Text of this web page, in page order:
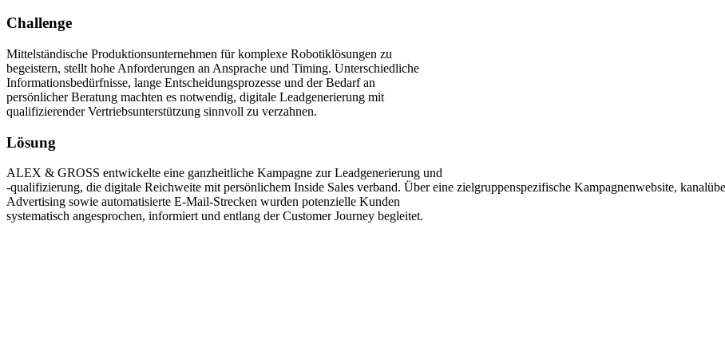
Challenge
Mittelständische Produktionsunternehmen für komplexe Robotiklösungen zu
begeistern, stellt hohe Anforderungen an Ansprache und Timing. Unterschiedliche
Informationsbedürfnisse, lange Entscheidungsprozesse und der Bedarf an
persönlicher Beratung machten es notwendig, digitale Leadgenerierung mit
qualifizierender Vertriebsunterstützung sinnvoll zu verzahnen.
Lösung
ALEX & GROSS entwickelte eine ganzheitliche Kampagne zur Leadgenerierung und
-qualifizierung, die digitale Reichweite mit persönlichem Inside Sales verband. Über eine zielgruppenspezifische Kampagnenwebsite,
Advertising sowie automatisierte E-Mail-Strecken wurden potenzielle Kunden
systematisch angesprochen, informiert und entlang der Customer Journey begleitet.